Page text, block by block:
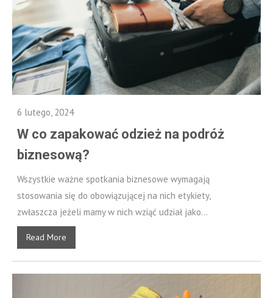
6 lutego, 2024
W co zapakować odzież na podróż
biznesową?
Wszystkie ważne spotkania biznesowe wymagają
stosowania się do obowiązującej na nich etykiety,
zwłaszcza jeżeli mamy w nich wziąć udział jako...
Read More